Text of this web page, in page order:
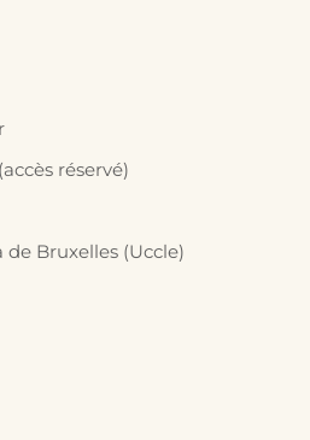
réservé)
de Bruxelles (Uccle)